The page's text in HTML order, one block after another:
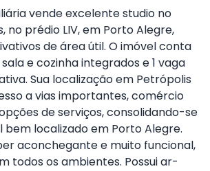
vende excelente studio no
no prédio LIV, em Porto Alegre,
de área útil. O imóvel conta
e cozinha integrados e 1 vaga
Sua localização em Petrópolis
a vias importantes, comércio
de serviços, consolidando-se
bem localizado em Porto Alegre.
aconchegante e muito funcional,
todos os ambientes. Possui ar-